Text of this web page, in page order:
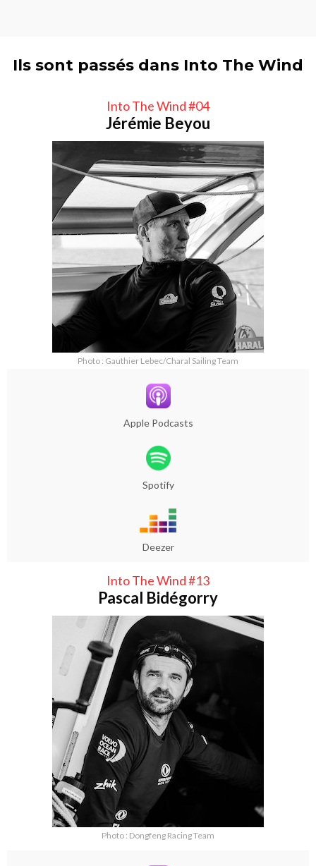
Ils sont passés dans Into The Wind
Into The Wind #04
Jérémie Beyou
Photo : Gauthier Lebec/Charal Sailing Team
Apple Podcasts
Spotify
Deezer
Into The Wind #13
Pascal Bidégorry
Photo : Dongfeng Racing Team